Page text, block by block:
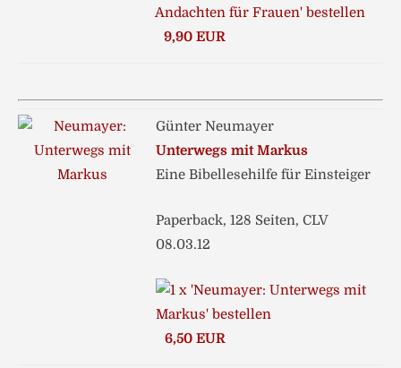
9,90 EUR
Günter Neumayer
Unterwegs mit Markus
Eine Bibellesehilfe für Einsteiger
Paperback, 128 Seiten, CLV
08.03.12
6,50 EUR